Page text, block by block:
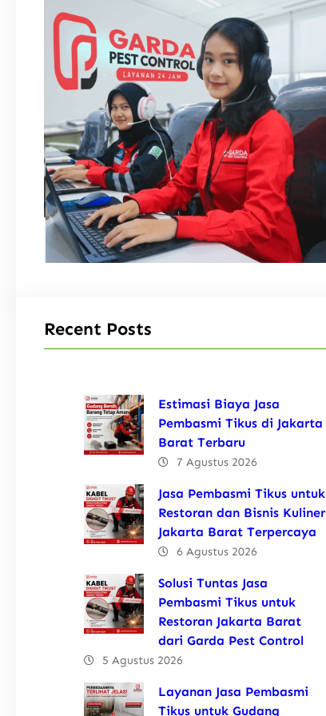
Recent Posts
Estimasi Biaya Jasa
Pembasmi Tikus di Jakarta
Barat Terbaru
7 Agustus 2026
Jasa Pembasmi Tikus untuk
Restoran dan Bisnis Kuliner
Jakarta Barat Terpercaya
6 Agustus 2026
Solusi Tuntas Jasa
Pembasmi Tikus untuk
Restoran Jakarta Barat
dari Garda Pest Control
5 Agustus 2026
Layanan Jasa Pembasmi
Tikus untuk Gudang